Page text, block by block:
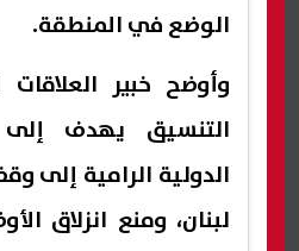
الوضع في المنطقة.
وأوضح خبير العلاقات
التنسيق يهدف
الدولية الرامية إلى
لبنان، ومنع انزلاق